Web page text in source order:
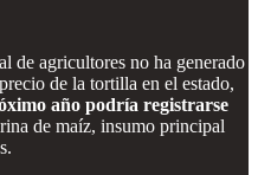
de agricultores no ha generado
de la tortilla en el estado,
año podría registrarse
de maíz, insumo principal